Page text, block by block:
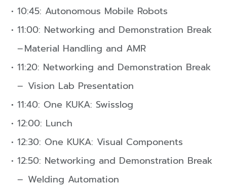
10:45: Autonomous Mobile Robots
11:00: Networking and Demonstration Break
Material Handling and AMR
11:20: Networking and Demonstration Break
Vision Lab Presentation
11:40: One KUKA: Swisslog
12:00: Lunch
12:30: One KUKA: Visual Components
12:50: Networking and Demonstration Break
Welding Automation